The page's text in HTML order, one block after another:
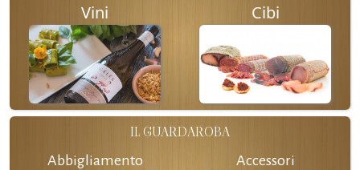
Vini Cibi
IL GUARDAROBA
Abbigliamento Accessori